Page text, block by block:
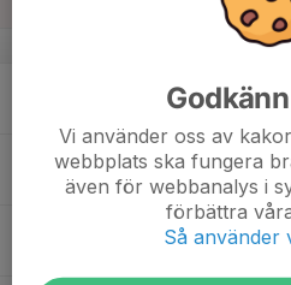
v.8
Fotbollsträning
Tibblevallen (Täby SC 2)
18:00
19:15
Fysträning Mykey
Mykey Studio
Vi använder oss av
webbplats ska fungera
även för webbanalys i
förbättra
Så använder